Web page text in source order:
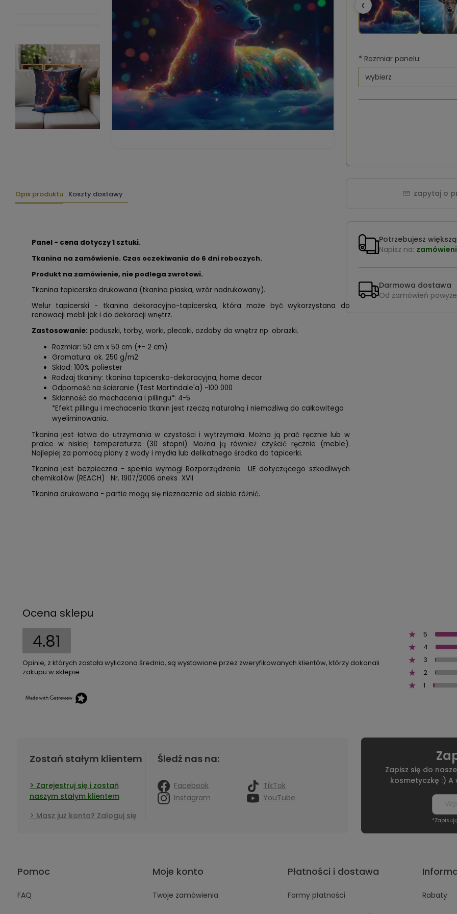
Opis produktu Koszty dostawy
Panel - cena dotyczy 1 sztuki.
Tkanina na zamówienie. Czas oczekiwania do 6 dni roboczych.
Produkt na zamówienie, nie podlega zwrotowi.
Tkanina tapicerska drukowana (tkanina płaska, wzór nadrukowany).
Welur tapicerski - tkanina dekoracyjno-tapicerska, która może być wykorzystana do
renowacji mebli jak i do dekoracji wnętrz.
Zastosowanie: poduszki, torby, worki, plecaki, ozdoby do wnętrz np. obrazki.
Rozmiar: 50 cm x 50 cm (+- 2 cm)
Gramatura: ok. 250 g/m2
Skład: 100% poliester
Rodzaj tkaniny: tkanina tapicersko-dekoracyjna, home decor
Odporność na ścieranie (Test Martindale'a) ~100 000
Skłonność do mechacenia i pillingu*: 4-5
*Efekt pillingu i mechacenia tkanin jest rzeczą naturalną i niemożliwą do całkowitego
wyeliminowania.
Tkanina jest łatwa do utrzymania w czystości i wytrzymała. Można ją prać ręcznie lub w
pralce w niskiej temperaturze (30 stopni). Można ją również czyścić ręcznie (meble).
Najlepiej za pomocą piany z wody i mydła lub delikatnego środka do tapicerki.
Tkanina jest bezpieczna - spełnia wymogi Rozporządzenia UE dotyczącego szkodliwych
chemikaliów (REACH) Nr. 1907/2006 aneks XVII
Tkanina drukowana - partie mogą się nieznacznie od siebie różnić.
‹
* Rozmiar panelu:
zapytaj o
Potrzebujesz
Napisz na:
Darmowa dostawa
Od zamówień
Ocena sklepu
4.81
Opinie, z których została wyliczona średnia, są wystawione przez zweryfikowanych klientów, którzy dokonali
zakupu w sklepie.
5
4
3
2
1
Zostań stałym klientem
Zarejestruj się i zostań
naszym stałym klientem
Masz już konto? Zaloguj się
Śledź nas na:
Facebook
TikTok
Instagram
YouTube
Zapisz się do
kosmetyczkę :)
Pomoc
FAQ
Moje konto
Twoje zamówienia
Płatności i dostawa
Formy płatności Rabaty